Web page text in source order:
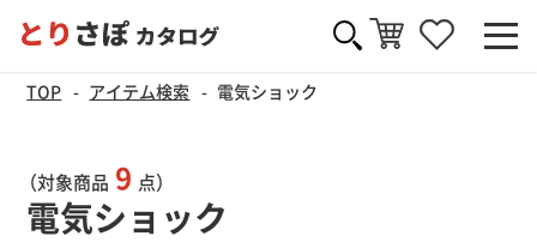
TOP アイテム検索 電気ショック
（対象商品 9 点）
電気ショック